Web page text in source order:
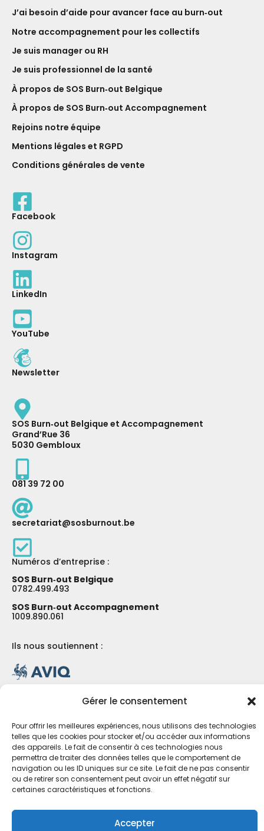
Gérer le consentement
Pour offrir les meilleures expériences, nous utilisons des technologies
telles que les cookies pour stocker et/ou accéder aux informations
des appareils. Le fait de consentir à ces technologies nous
permettra de traiter des données telles que le comportement de
navigation ou les ID uniques sur ce site. Le fait de ne pas consentir
ou de retirer son consentement peut avoir un effet négatif sur
certaines caractéristiques et fonctions.
Accepter
J’ai besoin d’aide pour avancer face au burn‑out
Notre ac­com­pagne­ment pour les collectifs
Je suis manager ou RH
Je suis professionnel de la santé
À propos de SOS Burn‑out Belgique
À propos de SOS Burn‑out Accompagnement
Rejoins notre équipe
Mentions légales et RGPD
Conditions générales de vente
Facebook
Instagram
LinkedIn
YouTube
Newsletter
SOS Burn‑out Belgique et Accompagnement
Grand’Rue 36
5030 Gembloux
081 39 72 00
secretariat@sosburnout.be
Numéros d’entreprise :
SOS Burn‑out Belgique
0782.499.493
SOS Burn‑out Accompagnement
1009.890.061
Ils nous soutiennent :